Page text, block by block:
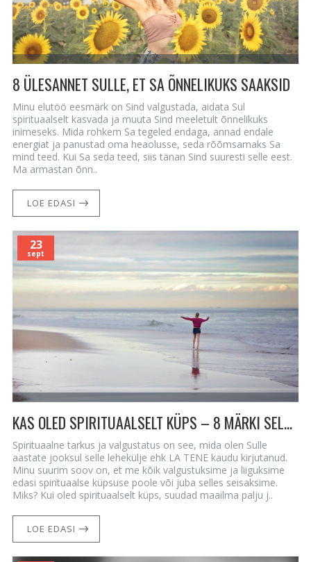
8 ÜLESANNET SULLE, ET SA ÕNNELIKUKS SAAKSID
Minu elutöö eesmärk on Sind valgustada, aidata Sul
spirituaalselt kasvada ja muuta Sind meeletult õnnelikuks
inimeseks. Mida rohkem Sa tegeled endaga, annad endale
energiat ja panustad oma heaolusse, seda rõõmsamaks Sa
mind teed. Kui Sa seda teed, siis tänan Sind suuresti selle eest.
Ma armastan õnn..
LOE EDASI
23
sept
KAS OLED SPIRITUAALSELT KÜPS – 8 MÄRKI SELLE KOHTA
Spirituaalne tarkus ja valgustatus on see, mida olen Sulle
aastate jooksul selle lehekülje ehk LA TENE kaudu kirjutanud.
Minu suurim soov on, et me kõik valgustuksime ja liiguksime
edasi spirituaalse küpsuse poole või juba selles seisaksime.
Miks? Kui oled spirituaalselt küps, suudad maailma palju j..
LOE EDASI